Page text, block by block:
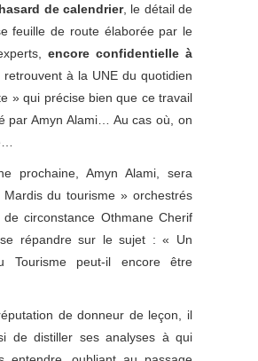
de calendrier, le détail de
feuille de route élaborée par le
encore confidentielle à
retrouvent à la UNE du quotidien
» qui précise bien que ce travail
par Amyn Alami… Au cas où, on
prochaine, Amyn Alami, sera
Mardis du tourisme » orchestrés
circonstance Othmane Cherif
répandre sur le sujet : « Un
Tourisme peut-il encore être
de donneur de leçon, il
de distiller ses analyses à qui